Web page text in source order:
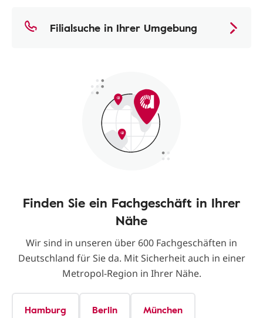
Filialsuche in Ihrer Umgebung
Finden Sie ein Fachgeschäft in Ihrer
Nähe
Wir sind in unseren über 600 Fachgeschäften in
Deutschland für Sie da. Mit Sicherheit auch in einer
Metropol-Region in Ihrer Nähe.
Hamburg Berlin München